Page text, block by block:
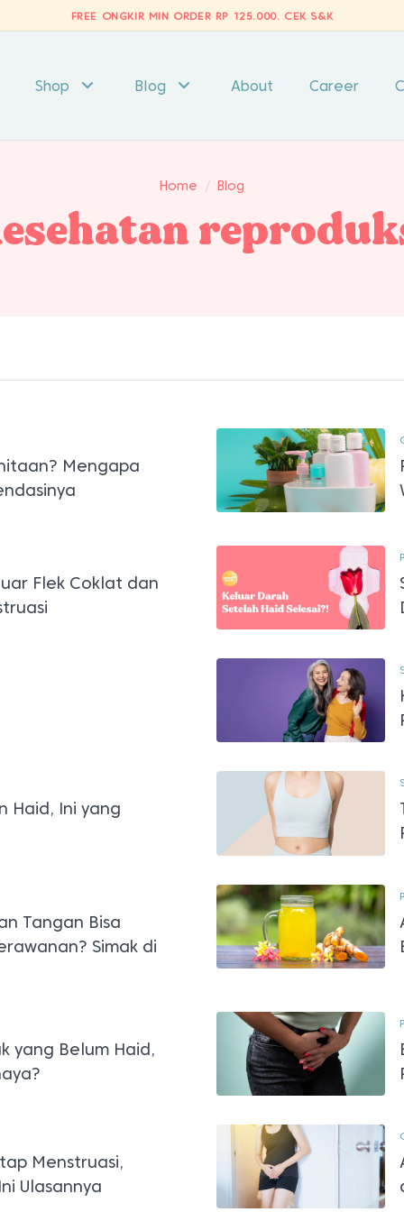
FREE ONGKIR MIN ORDER RP 125.000. CEK S&K
Shop Blog About Career
Home / Blog
Mengapa
Flek Coklat dan
Haid, Ini yang
Tangan Bisa
Simak di
yang Belum Haid,
Menstruasi,
Ulasannya